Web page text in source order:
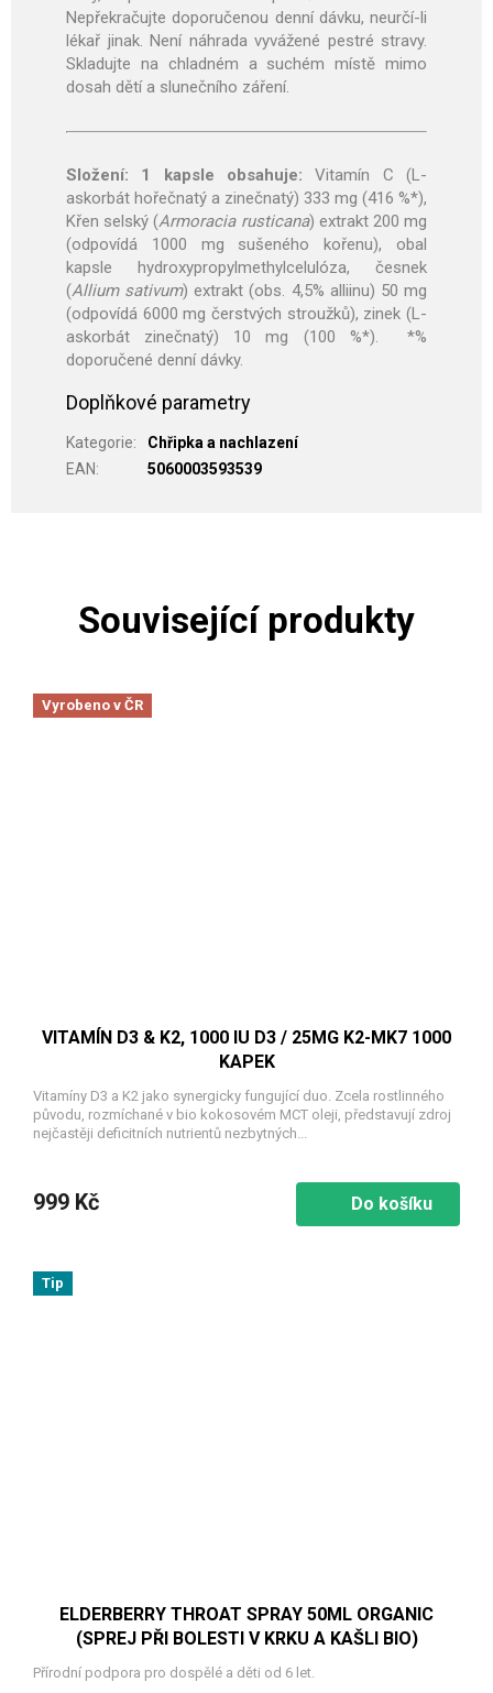
Nepřekračujte doporučenou denní dávku, neurčí-li
lékař jinak. Není náhrada vyvážené pestré stravy.
Skladujte na chladném a suchém místě mimo
dosah dětí a slunečního záření.
Složení: 1 kapsle obsahuje: Vitamín C (L-
askorbát hořečnatý a zinečnatý) 333 mg (416 %*),
Křen selský (Armoracia rusticana) extrakt 200 mg
(odpovídá 1000 mg sušeného kořenu), obal
kapsle hydroxypropylmethylcelulóza, česnek
(Allium sativum) extrakt (obs. 4,5% alliinu) 50 mg
(odpovídá 6000 mg čerstvých stroužků), zinek (L-
askorbát zinečnatý) 10 mg (100 %*). *%
doporučené denní dávky.
Doplňkové parametry
Kategorie:
Chřipka a nachlazení
EAN: 5060003593539
Související produkty
Vyrobeno v ČR
VITAMÍN D3 & K2, 1000 IU D3 / 25ΜG K2-MK7 1000
KAPEK
Vitamíny D3 a K2 jako synergicky fungující duo. Zcela rostlinného
původu, rozmíchané v bio kokosovém MCT oleji, představují zdroj
nejčastěji deficitních nutrientů nezbytných...
999 Kč Do košíku
Tip
ELDERBERRY THROAT SPRAY 50ML ORGANIC
(SPREJ PŘI BOLESTI V KRKU A KAŠLI BIO)
Přírodní podpora pro dospělé a děti od 6 let.